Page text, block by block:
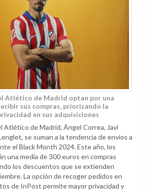
Atlético de Madrid optan por una
sus compras, priorizando la
en sus adquisiciones
Atlético de Madrid, Ángel Correa, Javi
se suman a la tendencia de envíos a
el Black Month 2024. Este año, los
una media de 300 euros en compras
los descuentos que se extienden
La opción de recoger pedidos en
de InPost permite mayor privacidad y